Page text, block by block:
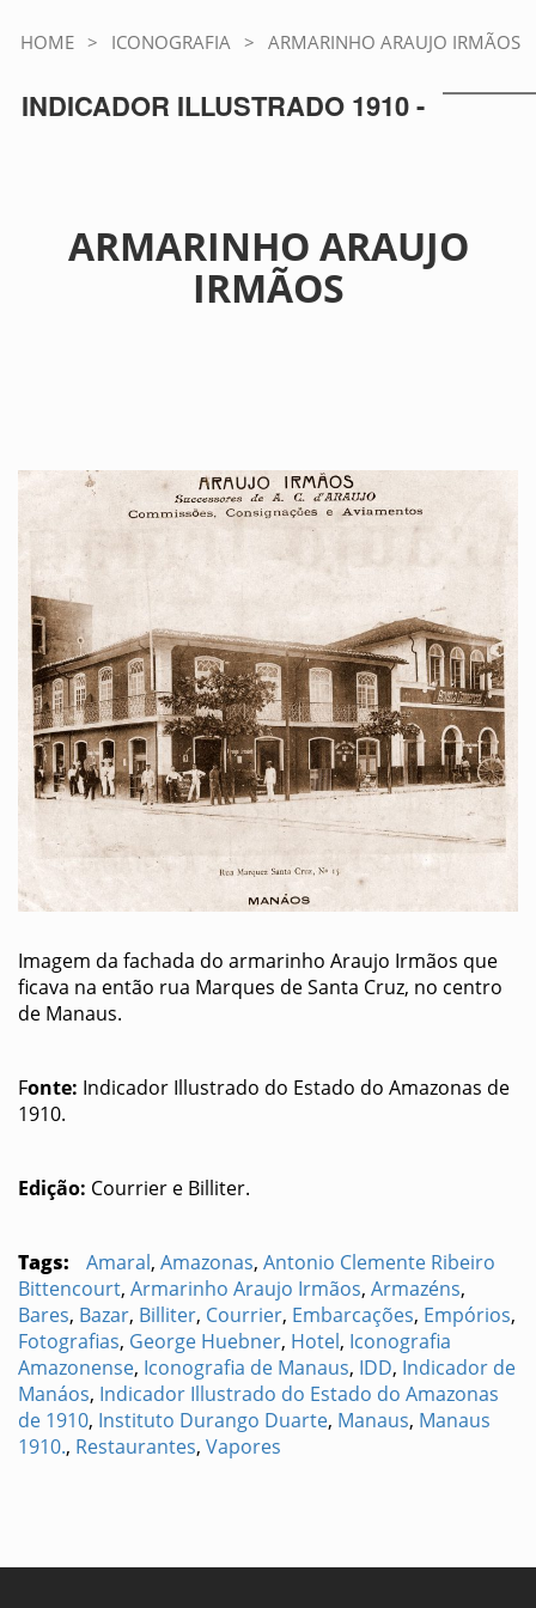
HOME > ICONOGRAFIA > ARMARINHO ARAUJO IRMÃOS
INDICADOR ILLUSTRADO 1910 -
ARMARINHO ARAUJO
IRMÃOS
Imagem da fachada do armarinho Araujo Irmãos que
ficava na então rua Marques de Santa Cruz, no centro
de Manaus.
Fonte: Indicador Illustrado do Estado do Amazonas de
1910.
Edição: Courrier e Billiter.
Tags: Amaral, Amazonas, Antonio Clemente Ribeiro
Bittencourt, Armarinho Araujo Irmãos, Armazéns,
Bares, Bazar, Billiter, Courrier, Embarcações, Empórios,
Fotografias, George Huebner, Hotel, Iconografia
Amazonense, Iconografia de Manaus, IDD, Indicador de
Manáos, Indicador Illustrado do Estado do Amazonas
de 1910, Instituto Durango Duarte, Manaus, Manaus
1910., Restaurantes, Vapores